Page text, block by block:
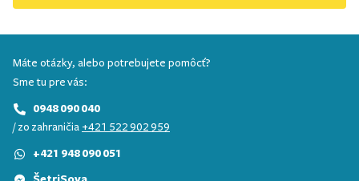
Máte otázky, alebo potrebujete pomôcť?
Sme tu pre vás:
0948 090 040
/ zo zahraničia +421 522 902 959
+421 948 090 051